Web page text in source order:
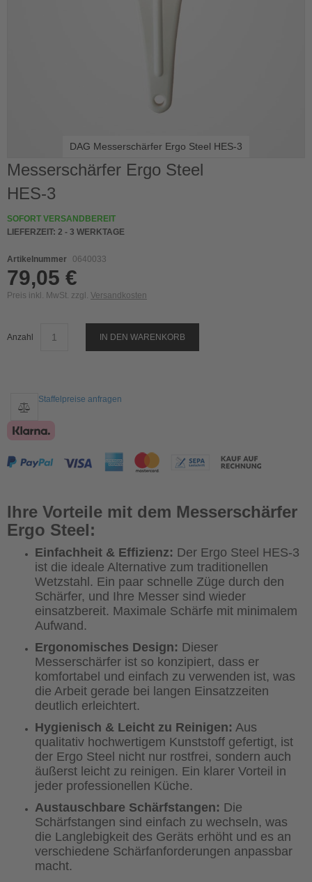
Messerschärfer Ergo Steel
HES-3
SOFORT VERSANDBEREIT
LIEFERZEIT: 2 - 3 WERKTAGE
Artikelnummer 0640033
79,05 €
Preis inkl. MwSt. zzgl. Versandkosten
Anzahl IN DEN WARENKORB
Staffelpreise anfragen
Ihre Vorteile mit dem Messerschärfer
Ergo Steel:
Einfachheit & Effizienz: Der Ergo Steel HES-3
ist die ideale Alternative zum traditionellen
Wetzstahl. Ein paar schnelle Züge durch den
Schärfer, und Ihre Messer sind wieder
einsatzbereit. Maximale Schärfe mit minimalem
Aufwand.
Ergonomisches Design: Dieser
Messerschärfer ist so konzipiert, dass er
komfortabel und einfach zu verwenden ist, was
die Arbeit gerade bei langen Einsatzzeiten
deutlich erleichtert.
Hygienisch & Leicht zu Reinigen: Aus
qualitativ hochwertigem Kunststoff gefertigt, ist
der Ergo Steel nicht nur rostfrei, sondern auch
äußerst leicht zu reinigen. Ein klarer Vorteil in
jeder professionellen Küche.
Austauschbare Schärfstangen: Die
Schärfstangen sind einfach zu wechseln, was
die Langlebigkeit des Geräts erhöht und es an
verschiedene Schärfanforderungen anpassbar
macht.
DAG Messerschärfer Ergo Steel HES-3
Skip
to
the
of
the
gallery